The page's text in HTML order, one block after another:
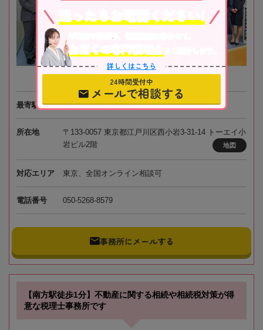
最寄駅 JR「小岩駅」徒歩3分
所在地
〒133-0057 東京都江戸川区西小岩3-31-14 トーエイ小
岩ビル2階
地図
対応エリア 東京、全国オンライン相談可
電話番号 050-5268-8579
事務所にメールする
【南方駅徒歩1分】不動産に関する相続や相続税対策が得
意な税理士事務所です
不動産や株式等、相続資産に合わせて、
お近くの専門税理士 をご紹介します。
詳しくはこちら
24時間受付中
メールで相談する